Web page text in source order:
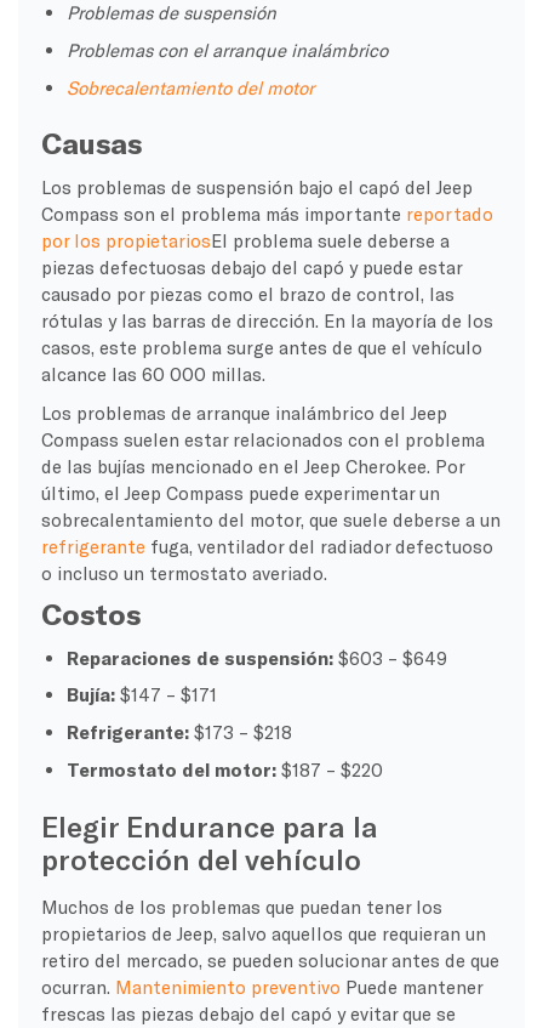
Problemas de suspensión
Problemas con el arranque inalámbrico
Sobrecalentamiento del motor
Causas
Los problemas de suspensión bajo el capó del Jeep
Compass son el problema más importante reportado
por los propietariosEl problema suele deberse a
piezas defectuosas debajo del capó y puede estar
causado por piezas como el brazo de control, las
rótulas y las barras de dirección. En la mayoría de los
casos, este problema surge antes de que el vehículo
alcance las 60 000 millas.
Los problemas de arranque inalámbrico del Jeep
Compass suelen estar relacionados con el problema
de las bujías mencionado en el Jeep Cherokee. Por
último, el Jeep Compass puede experimentar un
sobrecalentamiento del motor, que suele deberse a un
refrigerante fuga, ventilador del radiador defectuoso
o incluso un termostato averiado.
Costos
Reparaciones de suspensión:$603 – $649
Bujía:$147 – $171
Refrigerante:$173 – $218
Termostato del motor:$187 – $220
Elegir Endurance para la
protección del vehículo
Muchos de los problemas que puedan tener los
propietarios de Jeep, salvo aquellos que requieran un
retiro del mercado, se pueden solucionar antes de que
ocurran. Mantenimiento preventivo Puede mantener
frescas las piezas debajo del capó y evitar que se